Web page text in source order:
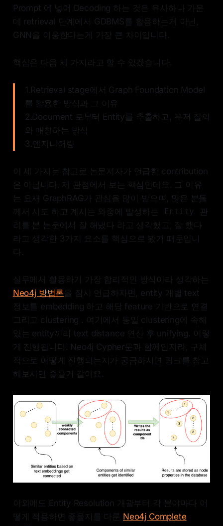
Prompt 에 넣어 Decoding 하는 것은 유사하나 가운
데 retrieval 단계에서 GDBMS를 활용하는게 아닌,
GNN을 이용한다는게 가장 큰 차이입니다.
핵심은 다음 세 가지라고 할 수 있겠습니다.
1.Retrieval stage에서 Graph Foundation Model
를 활용한 방식과 그 이유
2.Document 로부터 Entity를 추출하고, 유저 질의
와 매칭하는 방식
3.엔지니어링
이 세 가지는 참고로 논문저자가 언급한 contribution
은 아닙니다. 제 관점에서 보는 핵심인데요. 그 이유
는 요새 GraphRAG가 관심을 많이 받으며, 많은 분들
께서 시도 하고 계시는 와중에 발생하는
Entity
관
리를 본 논문에서 잘 해냈다 라고 생각했고, 잘 했다
라고 생각한 3가지 요소를 핵심으로 봤기 때문입니
다.
실무에서 활용하기 가장 합리적인 방식이라 생각하는
Neo4j 방법론 을 잠시 언급하자면, entity 개별 text
정보를 embedding 하고 해당 feature 기반으로 연결
그리고 clustering . 여기에서 동일 clustering에 속해
있는 entity끼리 text distance 연산 후 unifying. 이렇
게 진행됩니다. Neo4j Cypher문과 함께인지라, 구체
적으로 어떻게 진행되는지가 궁금하시면 링크를 참고
해보시면 좋을거 같아요.
이외에도 Entity Resolution 개괄부터 각 분야마다 어
떻게 적용하면 좋을지를 다룬 Neo4j Complete